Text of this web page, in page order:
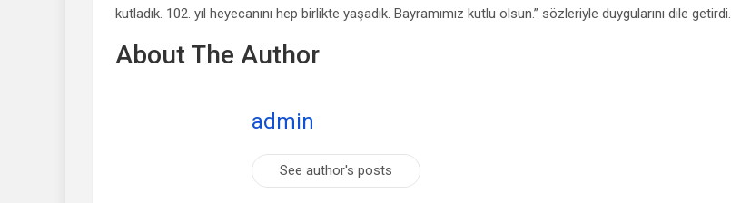
kutladık. 102. yıl heyecanını hep birlikte yaşadık. Bayramımız kutlu olsun.” sözleriyle duygularını dile getirdi.
About The Author
admin
See author's posts